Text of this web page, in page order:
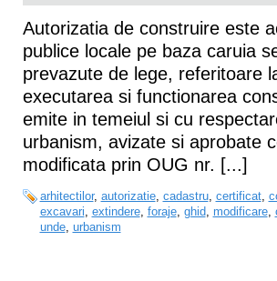
Autorizatia de construire este
publice locale pe baza caruia
prevazute de lege, referitoare
executarea si functionarea
emite in temeiul si cu
urbanism, avizate si aprobate
modificata prin OUG nr. [...]
arhitectilor, autorizatie, cadastru, certificat,
excavari extindere, foraje, ghid modificare,
unde, urbanism